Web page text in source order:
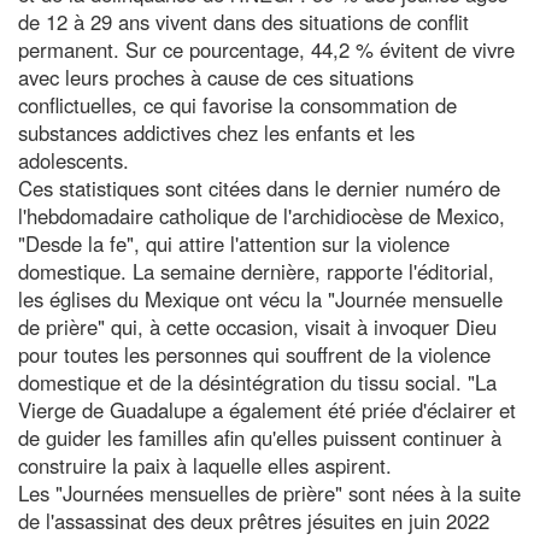
de 12 à 29 ans vivent dans des situations de conflit
permanent. Sur ce pourcentage, 44,2 % évitent de vivre
avec leurs proches à cause de ces situations
conflictuelles, ce qui favorise la consommation de
substances addictives chez les enfants et les
adolescents.
Ces statistiques sont citées dans le dernier numéro de
l'hebdomadaire catholique de l'archidiocèse de Mexico,
"Desde la fe", qui attire l'attention sur la violence
domestique. La semaine dernière, rapporte l'éditorial,
les églises du Mexique ont vécu la "Journée mensuelle
de prière" qui, à cette occasion, visait à invoquer Dieu
pour toutes les personnes qui souffrent de la violence
domestique et de la désintégration du tissu social. "La
Vierge de Guadalupe a également été priée d'éclairer et
de guider les familles afin qu'elles puissent continuer à
construire la paix à laquelle elles aspirent.
Les "Journées mensuelles de prière" sont nées à la suite
de l'assassinat des deux prêtres jésuites en juin 2022